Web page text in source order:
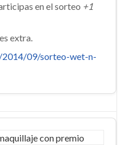
en el sorteo +1
extra.
09/sorteo-wet-n-